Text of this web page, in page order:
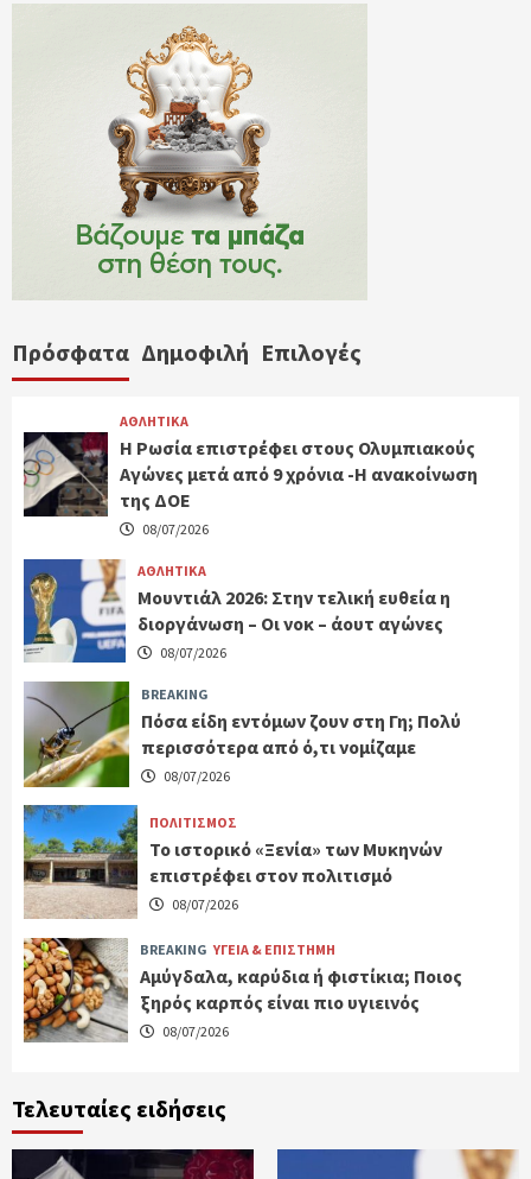
Πρόσφατα Δημοφιλή Επιλογές
ΑΘΛΗΤΙΚΑ
Η Ρωσία επιστρέφει στους Ολυμπιακούς
Αγώνες μετά από 9 χρόνια -Η ανακοίνωση
της ΔΟΕ
08/07/2026
ΑΘΛΗΤΙΚΑ
Μουντιάλ 2026: Στην τελική ευθεία η
διοργάνωση – Οι νοκ – άουτ αγώνες
08/07/2026
BREAKING
Πόσα είδη εντόμων ζουν στη Γη; Πολύ
περισσότερα από ό,τι νομίζαμε
08/07/2026
ΠΟΛΙΤΙΣΜΟΣ
Το ιστορικό «Ξενία» των Μυκηνών
επιστρέφει στον πολιτισμό
08/07/2026
BREAKING ΥΓΕΙΑ & ΕΠΙΣΤΗΜΗ
Αμύγδαλα, καρύδια ή φιστίκια; Ποιος
ξηρός καρπός είναι πιο υγιεινός
08/07/2026
Τελευταίες ειδήσεις